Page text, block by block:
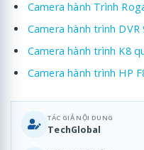
Camera hành Trình
Camera hành trình DVR
Camera hành trình K8
Camera hành trình HP
TÁC GIẢ NỘI DUNG
TechGlobal